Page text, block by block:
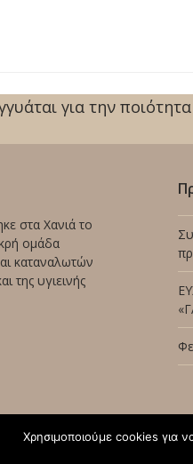
για την
στα Χανιά το
ομάδα
καταναλωτών
της υγιεινής
Χρησιμοποιούμε cookies για